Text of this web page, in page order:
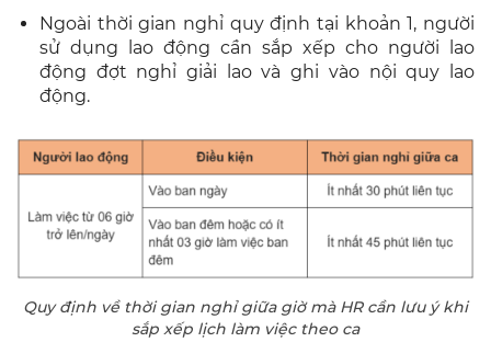
Ngoài thời gian nghỉ quy định tại khoản 1, người
sử dụng lao động cần sắp xếp cho người lao
động đợt nghỉ giải lao và ghi vào nội quy lao
động.
Quy định về thời gian nghỉ giữa giờ mà HR cần lưu ý khi
sắp xếp lịch làm việc theo ca